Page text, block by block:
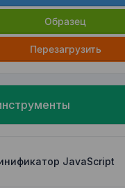
Образец
Перезагрузить
JavaScript